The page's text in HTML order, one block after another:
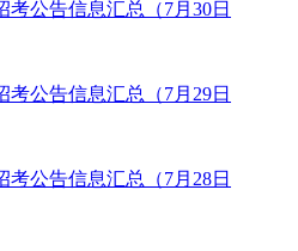
考公告信息汇总（7月30日
考公告信息汇总（7月29日
考公告信息汇总（7月28日